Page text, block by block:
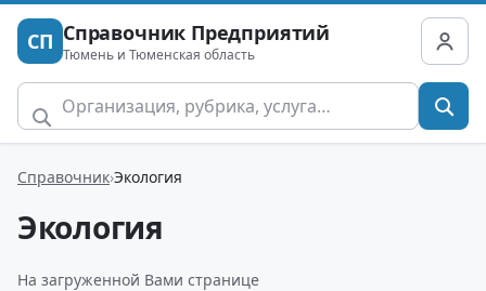
СП Справочник Предприятий
Тюмень и Тюменская область
Справочник Экология
Экология
На загруженной Вами странице